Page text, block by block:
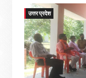
उत्तर प्रदेश